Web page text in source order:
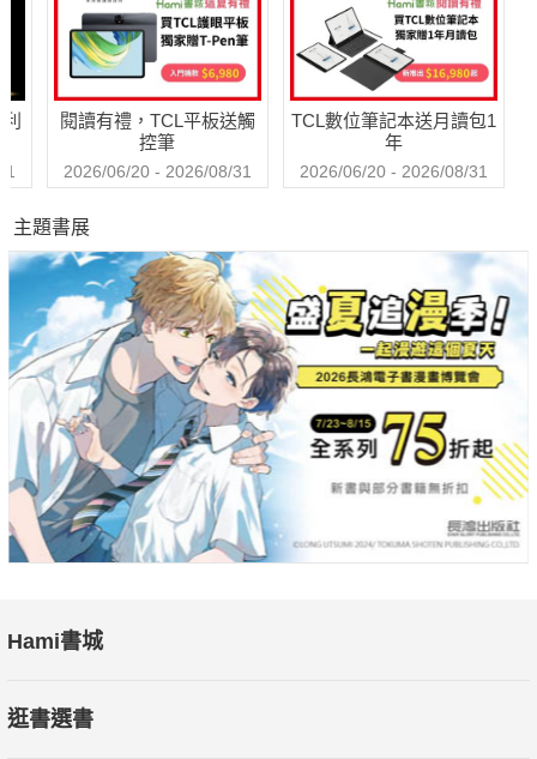
閱讀有禮，TCL平板送觸
控筆
2026/06/20 - 2026/08/31
TCL數位筆記本送月讀包1
年
2026/06/20 - 2026/08/31
主題書展
Hami書城
逛書選書